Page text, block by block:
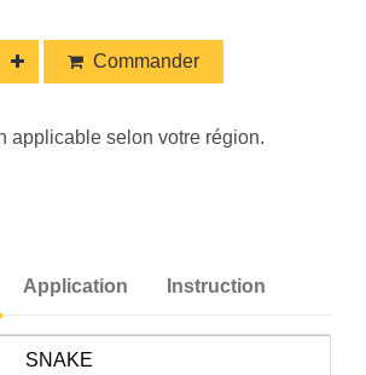
Commander
applicable selon votre région.
Application Instruction
SNAKE